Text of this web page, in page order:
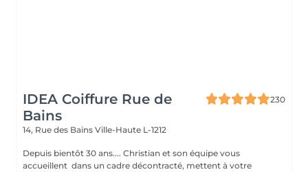
IDEA Coiffure Rue de
Bains
230
14, Rue des Bains Ville-Haute L-1212
Depuis bientôt 30 ans.... Christian et son équipe vous
accueillent dans un cadre décontracté, mettent à votre